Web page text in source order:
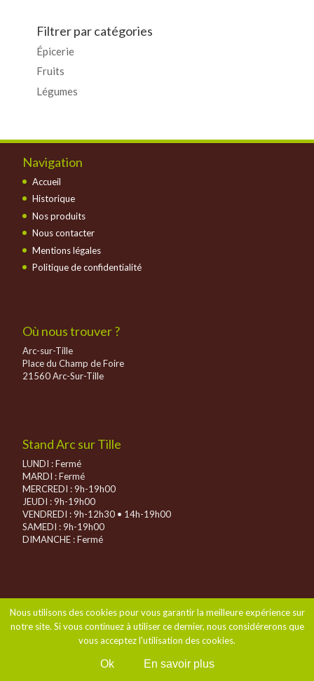
Filtrer par catégories
Épicerie
Fruits
Légumes
Navigation
Accueil
Historique
Nos produits
Nous contacter
Mentions légales
Politique de confidentialité
Où nous trouver ?
Arc-sur-Tille
Place du Champ de Foire
21560 Arc-Sur-Tille
Stand Arc sur Tille
LUNDI : Fermé
MARDI : Fermé
MERCREDI : 9h-19h00
JEUDI : 9h-19h00
VENDREDI : 9h-12h30 • 14h-19h00
SAMEDI : 9h-19h00
DIMANCHE :Fermé
Nous utilisons des cookies pour vous garantir la meilleure expérience sur
notre site. Si vous continuez à utiliser ce dernier, nous considérerons que
vous acceptez l'utilisation des cookies.
Ok En savoir plus